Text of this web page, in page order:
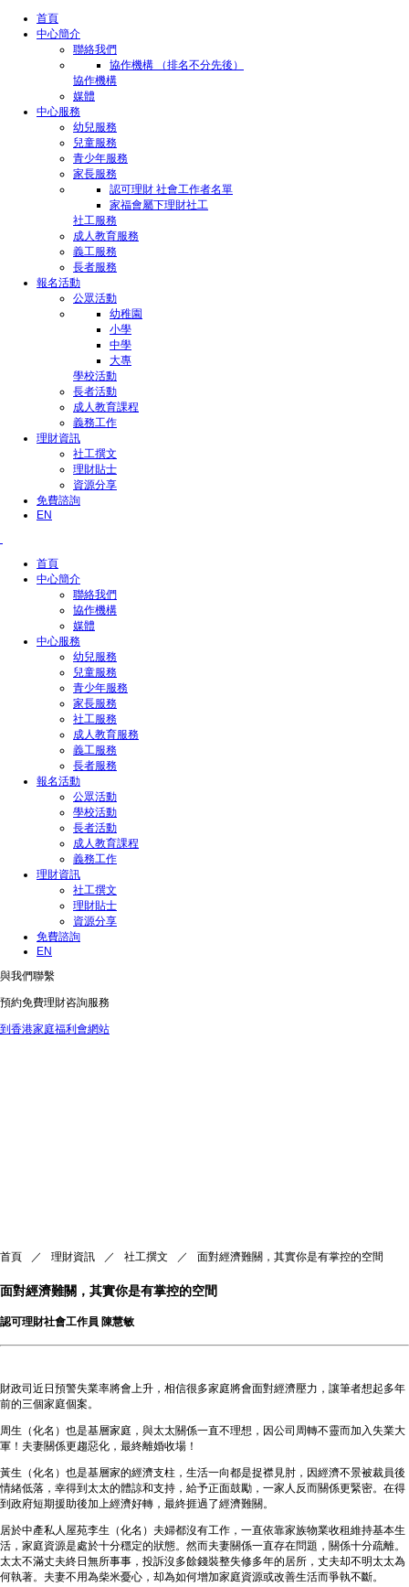
首頁
中心簡介
聯絡我們
協作機構 （排名不分先後）
協作機構
媒體
中心服務
幼兒服務
兒童服務
青少年服務
家長服務
認可理財 社會工作者名單
家福會屬下理財社工
社工服務
成人教育服務
義工服務
長者服務
報名活動
公眾活動
幼稚園
小學
中學
大專
學校活動
長者活動
成人教育課程
義務工作
理財資訊
社工撰文
理財貼士
資源分享
免費諮詢
EN
首頁
中心簡介
聯絡我們
協作機構
媒體
中心服務
幼兒服務
兒童服務
青少年服務
家長服務
社工服務
成人教育服務
義工服務
長者服務
報名活動
公眾活動
學校活動
長者活動
成人教育課程
義務工作
理財資訊
社工撰文
理財貼士
資源分享
免費諮詢
EN
與我們聯繫
預約免費理財咨詢服務
到香港家庭福利會網站
首頁 ／ 理財資訊 ／ 社工撰文 ／ 面對經濟難關，其實你是有掌控的空間
面對經濟難關，其實你是有掌控的空間
認可理財社會工作員 陳慧敏
財政司近日預警失業率將會上升，相信很多家庭將會面對經濟壓力，讓筆者想起多年
前的三個家庭個案。
周生（化名）也是基層家庭，與太太關係一直不理想，因公司周轉不靈而加入失業大
軍！夫妻關係更趨惡化，最終離婚收場！
黃生（化名）也是基層家的經濟支柱，生活一向都是捉襟見肘，因經濟不景被裁員後
情緒低落，幸得到太太的體諒和支持，給予正面鼓勵，一家人反而關係更緊密。在得
到政府短期援助後加上經濟好轉，最終捱過了經濟難關。
居於中產私人屋苑李生（化名）夫婦都沒有工作，一直依靠家族物業收租維持基本生
活，家庭資源是處於十分穩定的狀態。然而夫妻關係一直存在問題，關係十分疏離。
太太不滿丈夫終日無所事事，投訴沒多餘錢裝整失修多年的居所，丈夫却不明太太為
何執著。夫妻不用為柴米憂心，却為如何增加家庭資源或改善生活而爭執不斷。